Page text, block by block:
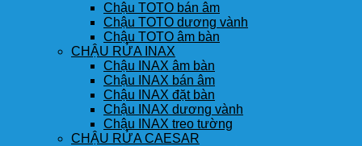
Chậu TOTO bán âm
Chậu TOTO dương vành
Chậu TOTO âm bàn
CHẬU RỬA INAX
Chậu INAX âm bàn
Chậu INAX bán âm
Chậu INAX đặt bàn
Chậu INAX dương vành
Chậu INAX treo tường
CHẬU RỬA CAESAR